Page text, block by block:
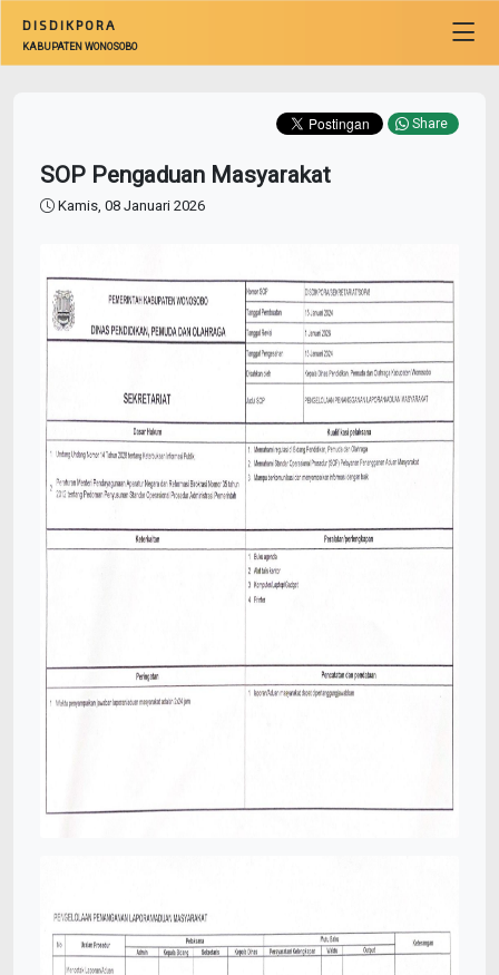
DISDIKPORA
KABUPATEN WONOSOBO
Share
SOP Pengaduan Masyarakat
Kamis, 08 Januari 2026